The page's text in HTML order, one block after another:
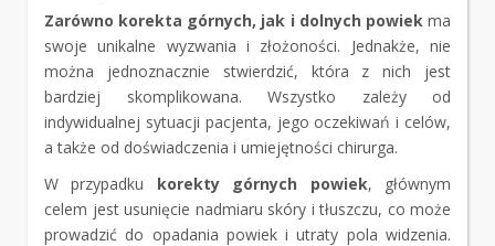
Zarówno korekta górnych, jak i dolnych powiek ma
swoje unikalne wyzwania i złożoności. Jednakże, nie
można jednoznacznie stwierdzić, która z nich jest
bardziej skomplikowana. Wszystko zależy od
indywidualnej sytuacji pacjenta, jego oczekiwań i celów,
a także od doświadczenia i umiejętności chirurga.
W przypadku korekty górnych powiek, głównym
celem jest usunięcie nadmiaru skóry i tłuszczu, co może
prowadzić do opadania powiek i utraty pola widzenia.